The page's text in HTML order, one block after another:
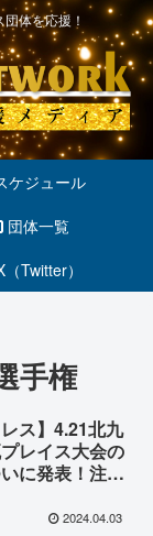
体を応援！
ケジュール
団体一覧
（Twitter）
手権
ス】4.21北九
レイス大会の
に発表！注目
2024.04.03